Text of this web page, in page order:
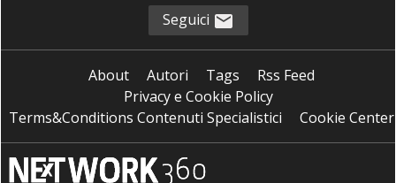
Seguici
About Autori Tags
Rss Feed
Privacy e Cookie Policy
Terms&Conditions Contenuti Specialistici
Cookie Center